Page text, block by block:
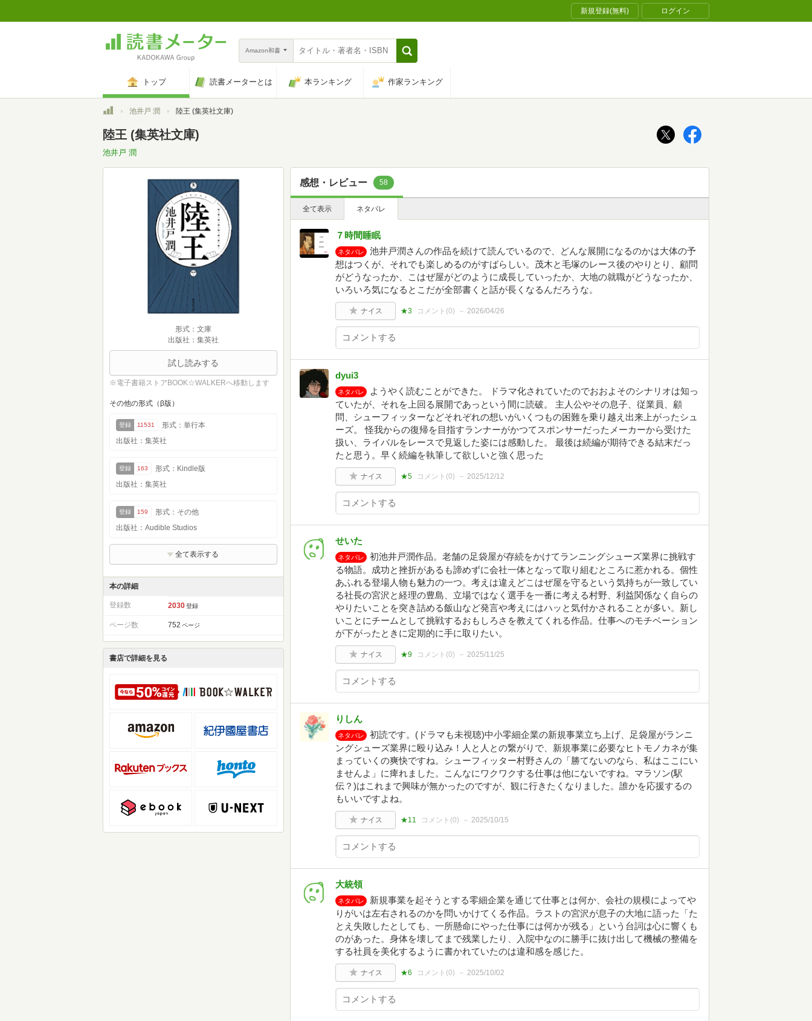
新規登録(無料) ログイン
Amazon和書
トップ 読書メーターとは 本ランキング 作家ランキング
トップ池井戸 潤 陸王 (集英社文庫)
陸王 (集英社文庫)
池井戸 潤
形式：文庫
出版社：集英社
試し読みする
※電子書籍ストアBOOK☆WALKERへ移動します
その他の形式（β版）
登録 11531
形式：単行本
出版社：集英社
登録 163
形式：Kindle版
出版社：集英社
登録 159
形式：その他
出版社：Audible Studios
全て表示する
本の詳細
登録数 2030 登録
ページ数 752 ページ
書店で詳細を見る
感想・レビュー 58
全て表示 ネタバレ
７時間睡眠
ネタバレ
池井戸潤さんの作品を続けて読んでいるので、どんな展開になるのかは大体の予
想はつくが、それでも楽しめるのがすばらしい。茂木と毛塚のレース後のやりとり、顧問
がどうなったか、こはぜ屋がどのように成長していったか、大地の就職がどうなったか、
いろいろ気になるとこだが全部書くと話が長くなるんだろうな。
ナイス ★3 コメント(0) 2026/04/26
dyui3
ネタバレ
ようやく読むことができた。 ドラマ化されていたのでおおよそのシナリオは知っ
ていたが、それを上回る展開であっという間に読破。 主人公やその息子、従業員、顧
問、シューフィッターなどそれぞれの想いがいくつもの困難を乗り越え出来上がったシュ
ーズ。 怪我からの復帰を目指すランナーがかつてスポンサーだったメーカーから受けた
扱い、ライバルをレースで見返した姿には感動した。 最後は続編が期待できる結末だっ
たと思う。早く続編を執筆して欲しいと強く思った
ナイス ★5 コメント(0) 2025/12/12
せいた
ネタバレ
初池井戸潤作品。老舗の足袋屋が存続をかけてランニングシューズ業界に挑戦す
る物語。成功と挫折があるも諦めずに会社一体となって取り組むところに惹かれる。個性
あふれる登場人物も魅力の一つ。考えは違えどこはぜ屋を守るという気持ちが一致してい
る社長の宮沢と経理の豊島、立場ではなく選手を一番に考える村野、利益関係なく自らの
やりたいことを突き詰める飯山など発言や考えにはハッと気付かされることが多い。新し
いことにチームとして挑戦するおもしろさを教えてくれる作品。仕事へのモチベーション
が下がったときに定期的に手に取りたい。
ナイス ★9 コメント(0) 2025/11/25
りしん
ネタバレ
初読です。(ドラマも未視聴)中小零細企業の新規事業立ち上げ、足袋屋がランニ
ングシューズ業界に殴り込み！人と人との繋がりで、新規事業に必要なヒトモノカネが集
まっていくの爽快ですね。シューフィッター村野さんの「勝てないのなら、私はここにい
ませんよ」に痺れました。こんなにワクワクする仕事は他にないですね。マラソン(駅
伝？)はこれまで興味が無かったのですが、観に行きたくなりました。誰かを応援するの
もいいですよね。
ナイス ★11 コメント(0) 2025/10/15
大統領
ネタバレ
新規事業を起そうとする零細企業を通じて仕事とは何か、会社の規模によってや
りがいは左右されるのかを問いかけてくる作品。ラストの宮沢が息子の大地に語った「た
とえ失敗したとしても、一所懸命にやった仕事には何かが残る」という台詞は心に響くも
のがあった。身体を壊してまで残業したり、入院中なのに勝手に抜け出して機械の整備を
する社員を美化するように書かれていたのは違和感を感じた。
ナイス ★6 コメント(0) 2025/10/02